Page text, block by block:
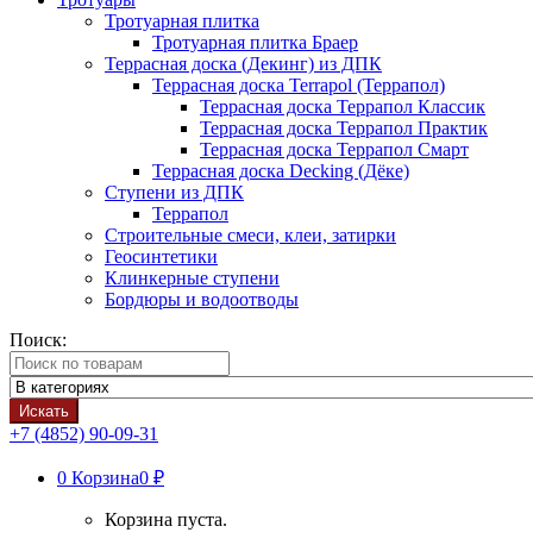
Тротуарная плитка
Тротуарная плитка Браер
Террасная доска (Декинг) из ДПК
Террасная доска Terrapol (Террапол)
Террасная доска Террапол Классик
Террасная доска Террапол Практик
Террасная доска Террапол Смарт
Террасная доска Decking (Дёке)
Ступени из ДПК
Террапол
Строительные смеси, клеи, затирки
Геосинтетики
Клинкерные ступени
Бордюры и водоотводы
Поиск:
Искать
+7 (4852) 90-09-31
0 Корзина0 ₽
Корзина пуста.